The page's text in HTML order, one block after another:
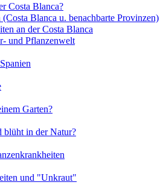
Costa Blanca?
Blanca u. benachbarte Provinzen)
an der Costa Blanca
und Pflanzenwelt
Garten?
in der Natur?
und "Unkraut"